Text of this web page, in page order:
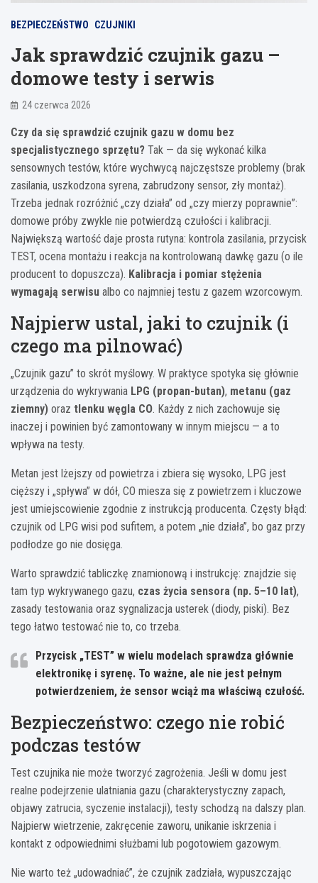
BEZPIECZEŃSTWO CZUJNIKI
Jak sprawdzić czujnik gazu –
domowe testy i serwis
24 czerwca 2026
Czy da się sprawdzić czujnik gazu w domu bez
specjalistycznego sprzętu? Tak — da się wykonać kilka
sensownych testów, które wychwycą najczęstsze problemy (brak
zasilania, uszkodzona syrena, zabrudzony sensor, zły montaż).
Trzeba jednak rozróżnić „czy działa” od „czy mierzy poprawnie”:
domowe próby zwykle nie potwierdzą czułości i kalibracji.
Największą wartość daje prosta rutyna: kontrola zasilania, przycisk
TEST, ocena montażu i reakcja na kontrolowaną dawkę gazu (o ile
producent to dopuszcza). Kalibracja i pomiar stężenia
wymagają serwisu albo co najmniej testu z gazem wzorcowym.
Najpierw ustal, jaki to czujnik (i
czego ma pilnować)
„Czujnik gazu” to skrót myślowy. W praktyce spotyka się głównie
urządzenia do wykrywania LPG (propan-butan), metanu (gaz
ziemny) oraz tlenku węgla CO. Każdy z nich zachowuje się
inaczej i powinien być zamontowany w innym miejscu — a to
wpływa na testy.
Metan jest lżejszy od powietrza i zbiera się wysoko, LPG jest
cięższy i „spływa” w dół, CO miesza się z powietrzem i kluczowe
jest umiejscowienie zgodnie z instrukcją producenta. Częsty błąd:
czujnik od LPG wisi pod sufitem, a potem „nie działa”, bo gaz przy
podłodze go nie dosięga.
Warto sprawdzić tabliczkę znamionową i instrukcję: znajdzie się
tam typ wykrywanego gazu, czas życia sensora (np. 5–10 lat),
zasady testowania oraz sygnalizacja usterek (diody, piski). Bez
tego łatwo testować nie to, co trzeba.
Przycisk „TEST” w wielu modelach sprawdza głównie
elektronikę i syrenę. To ważne, ale nie jest pełnym
potwierdzeniem, że sensor wciąż ma właściwą czułość.
Bezpieczeństwo: czego nie robić
podczas testów
Test czujnika nie może tworzyć zagrożenia. Jeśli w domu jest
realne podejrzenie ulatniania gazu (charakterystyczny zapach,
objawy zatrucia, syczenie instalacji), testy schodzą na dalszy plan.
Najpierw wietrzenie, zakręcenie zaworu, unikanie iskrzenia i
kontakt z odpowiednimi służbami lub pogotowiem gazowym.
Nie warto też „udowadniać”, że czujnik zadziała, wypuszczając